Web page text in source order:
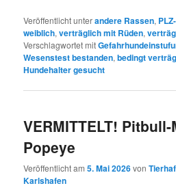
Veröffentlicht unterandere Rassen,
weiblich,verträglich mit Rüden,
Verschlagwortet mit
Wesenstest bestanden,bedingt
Hundehalter gesucht
VERMITTELT! Pitbull-
Popeye
Veröffentlicht am5. Mai 2026von
Karlshafen